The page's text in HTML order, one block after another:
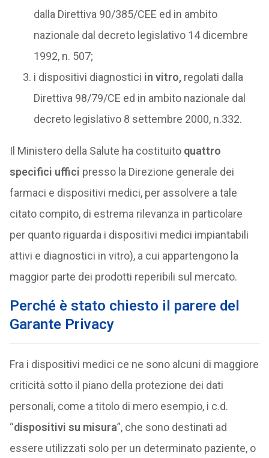
dalla Direttiva 90/385/CEE ed in ambito
nazionale dal decreto legislativo 14 dicembre
1992, n. 507;
i dispositivi diagnostici in vitro,regolati dalla
Direttiva 98/79/CE ed in ambito nazionale dal
decreto legislativo 8 settembre 2000, n.332.
Il Ministero della Salute ha costituito quattro
specifici uffici presso la Direzione generale dei
farmaci e dispositivi medici, per assolvere a tale
citato compito, di estrema rilevanza in particolare
per quanto riguarda i dispositivi medici impiantabili
attivi e diagnostici in vitro), a cui appartengono la
maggior parte dei prodotti reperibili sul mercato.
Perché è stato chiesto il parere del
Garante Privacy
Fra i dispositivi medici ce ne sono alcuni di maggiore
criticità sotto il piano della protezione dei dati
personali, come a titolo di mero esempio, i c.d.
“dispositivi su misura”, che sono destinati ad
essere utilizzati solo per un determinato paziente, o